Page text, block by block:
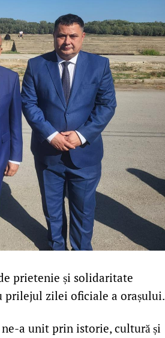
prietenie și solidaritate
prilejul zilei oficiale a orașului.
a unit prin istorie, cultură și